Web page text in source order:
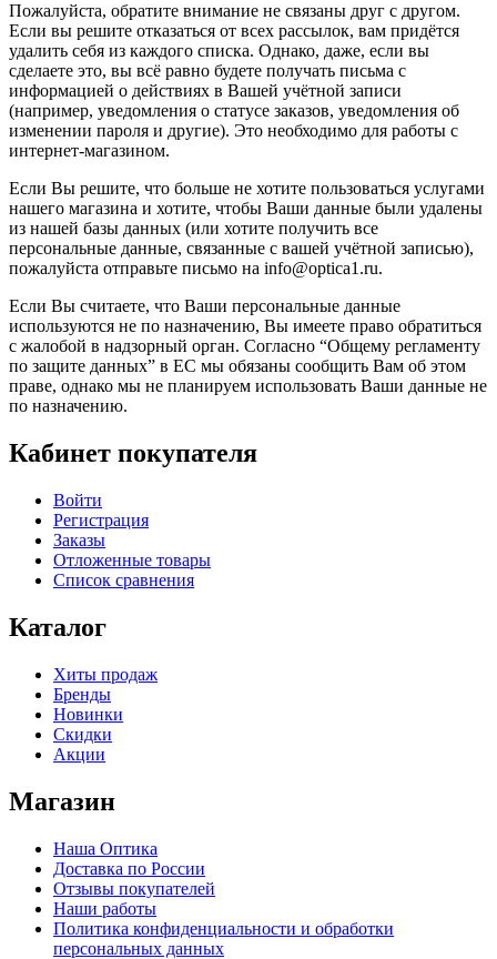
Пожалуйста, обратите внимание не связаны друг с другом.
Если вы решите отказаться от всех рассылок, вам придётся
удалить себя из каждого списка. Однако, даже, если вы
сделаете это, вы всё равно будете получать письма с
информацией о действиях в Вашей учётной записи
(например, уведомления о статусе заказов, уведомления об
изменении пароля и другие). Это необходимо для работы с
интернет-магазином.
Если Вы решите, что больше не хотите пользоваться услугами
нашего магазина и хотите, чтобы Ваши данные были удалены
из нашей базы данных (или хотите получить все
персональные данные, связанные с вашей учётной записью),
пожалуйста отправьте письмо на info@optica1.ru.
Если Вы считаете, что Ваши персональные данные
используются не по назначению, Вы имеете право обратиться
с жалобой в надзорный орган. Согласно “Общему регламенту
по защите данных” в ЕС мы обязаны сообщить Вам об этом
праве, однако мы не планируем использовать Ваши данные не
по назначению.
Кабинет покупателя
Войти
Регистрация
Заказы
Отложенные товары
Список сравнения
Каталог
Хиты продаж
Бренды
Новинки
Скидки
Акции
Магазин
Наша Оптика
Доставка по России
Отзывы покупателей
Наши работы
Политика конфиденциальности и обработки
персональных данных